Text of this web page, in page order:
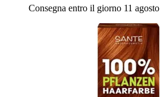
Consegna entro il giorno 11 agosto